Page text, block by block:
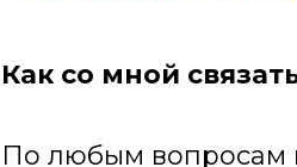
Как со мной
По любым вопросам